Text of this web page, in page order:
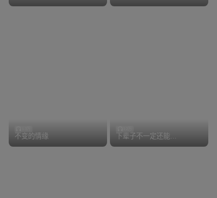
不变的情缘 下辈子不一定还能遇见你